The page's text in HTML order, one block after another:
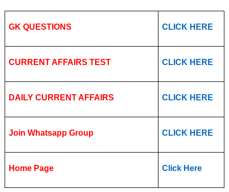
GK QUESTIONS CLICK HERE
CURRENT AFFAIRS TEST CLICK HERE
DAILY CURRENT AFFAIRS CLICK HERE
Join Whatsapp Group CLICK HERE
Home Page Click Here